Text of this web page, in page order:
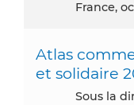
France,
Atlas
et solidaire
Sous la